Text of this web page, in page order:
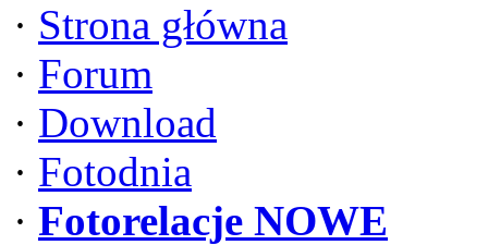
· Strona główna
· Forum
· Download
· Fotodnia
· Fotorelacje NOWE